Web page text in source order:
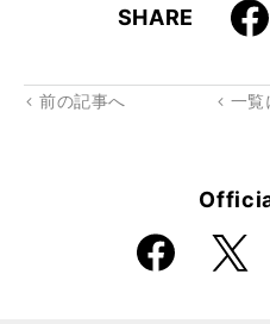
SHARE Faceboo
k
X
前の記事へ 一覧
Faceboo
k
X